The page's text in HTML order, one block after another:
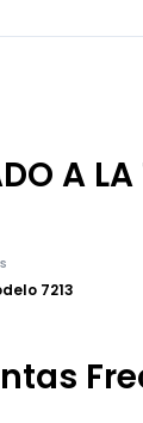
A
7213